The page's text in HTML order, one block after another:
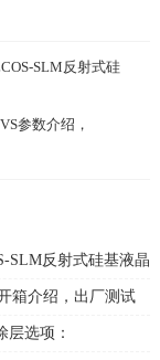
SLM反射式硅
参数介绍，
SLM反射式硅基液晶
箱介绍，出厂测试
层选项：